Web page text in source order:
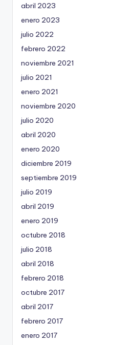
abril 2023
enero 2023
julio 2022
febrero 2022
noviembre 2021
julio 2021
enero 2021
noviembre 2020
julio 2020
abril 2020
enero 2020
diciembre 2019
septiembre 2019
julio 2019
abril 2019
enero 2019
octubre 2018
julio 2018
abril 2018
febrero 2018
octubre 2017
abril 2017
febrero 2017
enero 2017